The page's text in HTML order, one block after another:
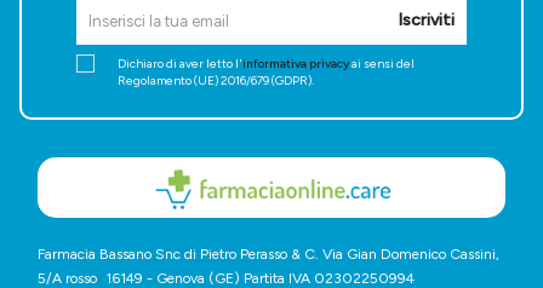
Iscriviti
Dichiaro di aver letto l'informativa privacyai sensi del
Regolamento (UE) 2016/679 (GDPR).
Farmacia Bassano Snc di Pietro Perasso & C. Via Gian Domenico Cassini,
5/A rosso 16149 - Genova (GE) Partita IVA 02302250994